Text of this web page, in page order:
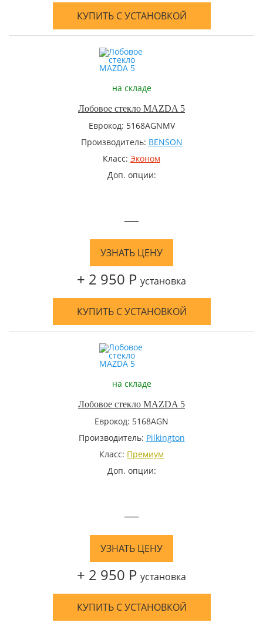
КУПИТЬ С УСТАНОВКОЙ
на складе
Лобовое стекло MAZDA 5
Еврокод: 5168AGNMV
Производитель: BENSON
Класс: Эконом
Доп. опции:
—
УЗНАТЬ ЦЕНУ
+ 2 950 Р установка
КУПИТЬ С УСТАНОВКОЙ
на складе
Лобовое стекло MAZDA 5
Еврокод: 5168AGN
Производитель: Pilkington
Класс: Премиум
Доп. опции:
—
УЗНАТЬ ЦЕНУ
+ 2 950 Р установка
КУПИТЬ С УСТАНОВКОЙ